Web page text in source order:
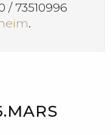
/ 73510996
.